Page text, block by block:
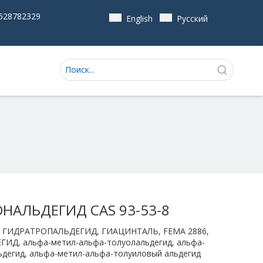
English Pусский
CAS 93-53-8
ГИАЦИНТАЛЬ, FEMA 2886,
альфа-метил-альфа-толуолальдегид, альфа-
альфа-метил-альфа-толуиловый альдегид